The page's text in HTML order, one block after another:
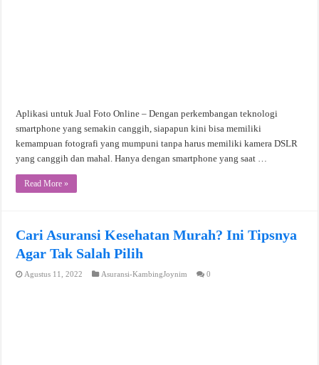
Aplikasi untuk Jual Foto Online – Dengan perkembangan teknologi
smartphone yang semakin canggih, siapapun kini bisa memiliki
kemampuan fotografi yang mumpuni tanpa harus memiliki kamera DSLR
yang canggih dan mahal. Hanya dengan smartphone yang saat …
Read More »
Cari Asuransi Kesehatan Murah? Ini Tipsnya
Agar Tak Salah Pilih
Agustus 11, 2022 Asuransi-KambingJoynim 0